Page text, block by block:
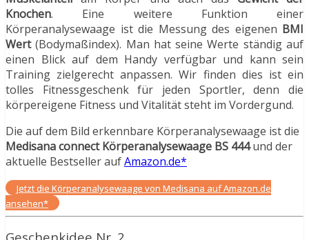
Knochen. Eine weitere Funktion einer
Körperanalysewaage ist die Messung des eigenen BMI
Wert(Bodymaßindex). Man hat seine Werte ständig auf
einen Blick auf dem Handy verfügbar und kann sein
Training zielgerecht anpassen. Wir finden dies ist ein
tolles Fitnessgeschenk für jeden Sportler, denn die
körpereigene Fitness und Vitalität steht im Vordergund.
Die auf dem Bild erkennbare Körperanalysewaage ist die
Medisana connect Körperanalysewaage BS 444und der
aktuelle Bestseller aufAmazon.de*
Jetzt die Körperanalysewaage von Medisana auf Amazon.de
ansehen*